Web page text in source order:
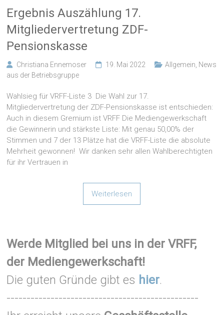
Ergebnis Auszählung 17.
Mitgliedervertretung ZDF-
Pensionskasse
Christiana Ennemoser 19. Mai 2022 Allgemein News
aus der Betriebsgruppe
Wahlsieg für VRFF-Liste 3 Die Wahl zur 17.
Mitgliedervertretung der ZDF-Pensionskasse ist entschieden:
Auch in diesem Gremium ist VRFF Die Mediengewerkschaft
die Gewinnerin und stärkste Liste: Mit genau 50,00% der
Stimmen und 7 der 13 Plätze hat die VRFF-Liste die absolute
Mehrheit gewonnen! Wir danken sehr allen Wahlberechtigten
für ihr Vertrauen in
Weiterlesen
Werde Mitglied bei uns in der VRFF,
der Mediengewerkschaft!
Die guten Gründe gibt es hier.
------------------------------------------------